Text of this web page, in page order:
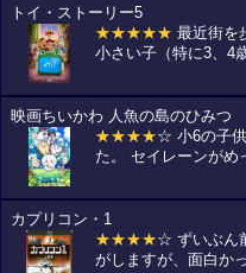
トイ・ストーリー5
★★★★★ 最近街を
小さい子（特に3、4
映画ちいかわ 人魚の島のひみつ
★★★★☆ 小6の子
た。 セイレーンがめ
カプリコン・1
★★★★☆ ずいぶん
がしますが、面白か